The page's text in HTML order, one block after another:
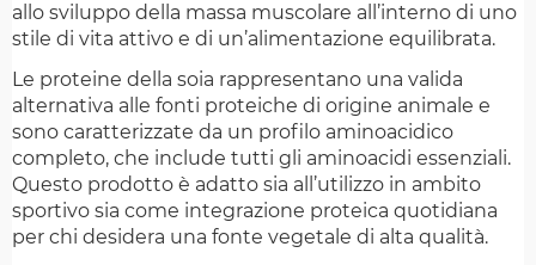
allo sviluppo della massa muscolare all’interno di uno
stile di vita attivo e di un’alimentazione equilibrata.
Le proteine della soia rappresentano una valida
alternativa alle fonti proteiche di origine animale e
sono caratterizzate da un profilo aminoacidico
completo, che include tutti gli aminoacidi essenziali.
Questo prodotto è adatto sia all’utilizzo in ambito
sportivo sia come integrazione proteica quotidiana
per chi desidera una fonte vegetale di alta qualità.